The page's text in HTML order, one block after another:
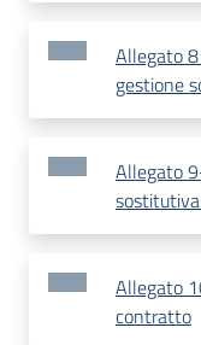
Allegato
gestione
Allegato
sostitutiva
Allegato
contratto